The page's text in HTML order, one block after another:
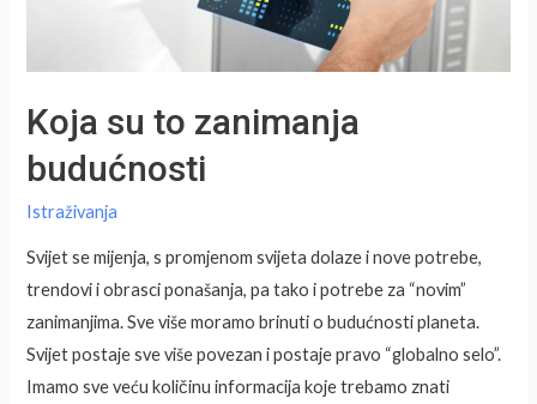
Koja su to zanimanja
budućnosti
Istraživanja
Svijet se mijenja, s promjenom svijeta dolaze i nove potrebe,
trendovi i obrasci ponašanja, pa tako i potrebe za “novim”
zanimanjima. Sve više moramo brinuti o budućnosti planeta.
Svijet postaje sve više povezan i postaje pravo “globalno selo”.
Imamo sve veću količinu informacija koje trebamo znati